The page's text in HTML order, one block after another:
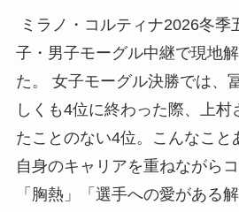
ミラノ・コルティナ2026冬季
子・男子モーグル中継で現地
た。 女子モーグル決勝では、
しくも4位に終わった際、上村
たことのない4位。こんなこと
自身のキャリアを重ねながら
「胸熱」「選手への愛がある